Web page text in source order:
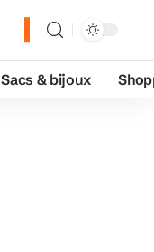
Sacs & bijoux